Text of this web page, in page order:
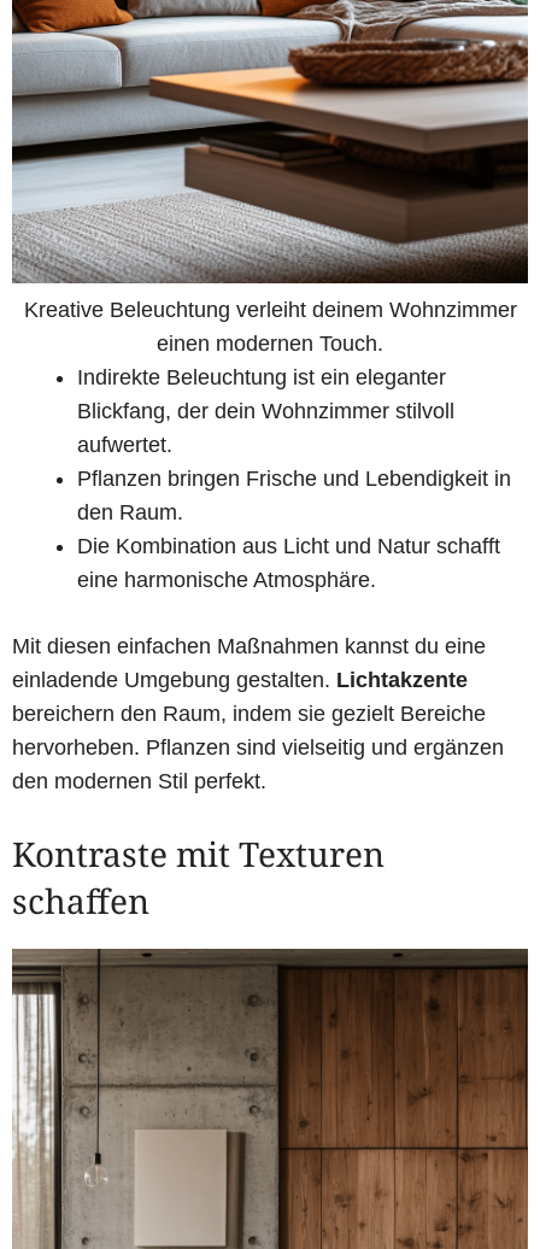
Kreative Beleuchtung verleiht deinem Wohnzimmer
einen modernen Touch.
Indirekte Beleuchtung ist ein eleganter
Blickfang, der dein Wohnzimmer stilvoll
aufwertet.
Pflanzen bringen Frische und Lebendigkeit in
den Raum.
Die Kombination aus Licht und Natur schafft
eine harmonische Atmosphäre.
Mit diesen einfachen Maßnahmen kannst du eine
einladende Umgebung gestalten. Lichtakzente
bereichern den Raum, indem sie gezielt Bereiche
hervorheben. Pflanzen sind vielseitig und ergänzen
den modernen Stil perfekt.
Kontraste mit Texturen
schaffen